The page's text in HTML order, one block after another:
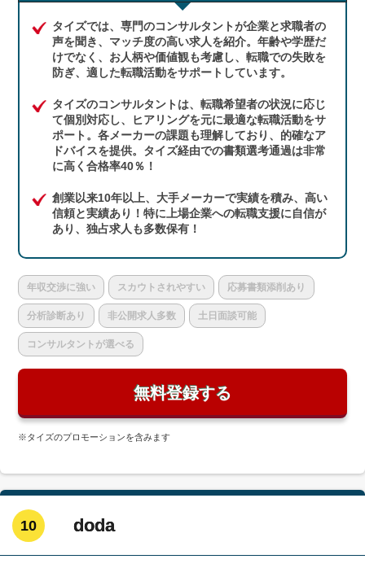
タイズでは、専門のコンサルタントが企業と求職者の
声を聞き、マッチ度の高い求人を紹介。年齢や学歴だ
けでなく、お人柄や価値観も考慮し、転職での失敗を
防ぎ、適した転職活動をサポートしています。
タイズのコンサルタントは、転職希望者の状況に応じ
て個別対応し、ヒアリングを元に最適な転職活動をサ
ポート。各メーカーの課題も理解しており、的確なア
ドバイスを提供。タイズ経由での書類選考通過は非常
に高く合格率40％！
創業以来10年以上、大手メーカーで実績を積み、高い
信頼と実績あり！特に上場企業への転職支援に自信が
あり、独占求人も多数保有！
年収交渉に強い スカウトされやすい 応募書類添削あり
分析診断あり 非公開求人多数 土日面談可能
コンサルタントが選べる
無料登録する
※タイズのプロモーションを含みます
10 doda